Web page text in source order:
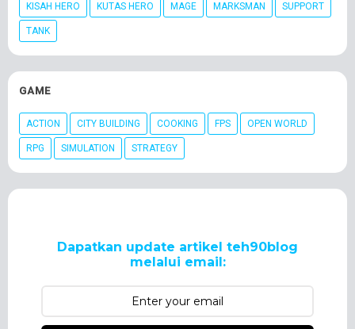
KISAH HERO KUTAS HERO MAGE MARKSMAN SUPPORT
TANK
GAME
ACTION CITY BUILDING COOKING FPS OPEN WORLD
RPG SIMULATION STRATEGY
Dapatkan update artikel teh90blog
melalui email: